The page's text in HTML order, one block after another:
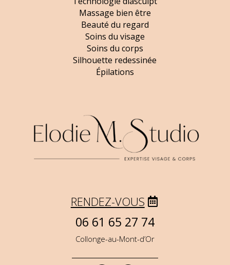
Massage bien être
Beauté du regard
Soins du visage
Soins du corps
Silhouette redessinée
Épilations
RENDEZ-VOUS
06 61 65 27 74
Collonge-au-Mont-d’Or